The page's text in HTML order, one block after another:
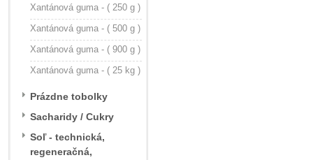
Xantánová guma - ( 250 g )
Xantánová guma - ( 500 g )
Xantánová guma - ( 900 g )
Xantánová guma - ( 25 kg )
Prázdne tobolky
Sacharidy / Cukry
Soľ - technická,
regeneračná,